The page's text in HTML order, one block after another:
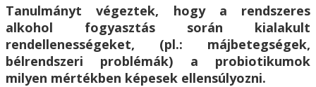
Tanulmányt végeztek, hogy a rendszeres
alkohol fogyasztás során kialakult
rendellenességeket, (pl.: májbetegségek,
bélrendszeri problémák) a probiotikumok
milyen mértékben képesek ellensúlyozni.